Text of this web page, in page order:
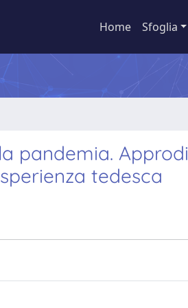
Home Sfoglia
pandemia. Approdi
tedesca